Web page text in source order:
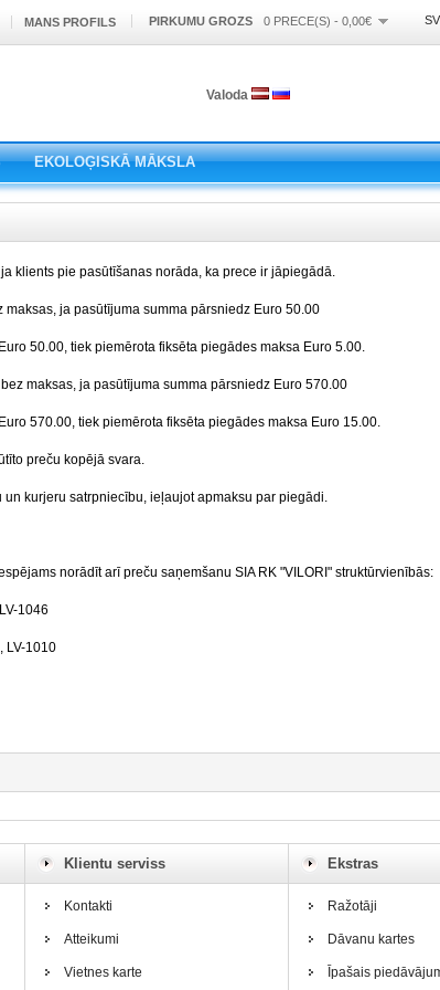
MANS PROFILS PIRKUMU GROZS 0 PRECE(S) - 0,00€
Valoda
EKOLOĢISKĀ MĀKSLA
klients pie pasūtīšanas norāda, ka prece ir jāpiegādā.
maksas, ja pasūtījuma summa pārsniedz Euro 50.00
50.00, tiek piemērota fiksēta piegādes maksa Euro 5.00.
maksas, ja pasūtījuma summa pārsniedz Euro 570.00
570.00, tiek piemērota fiksēta piegādes maksa Euro 15.00.
preču kopējā svara.
un kurjeru satrpniecību, ieļaujot apmaksu par piegādi.
norādīt arī preču saņemšanu SIA RK "VILORI" struktūrvienībās:
1046
LV-1010
Klientu serviss
Kontakti
Atteikumi
Vietnes karte
Ekstras
Ražotāji
Dāvanu kartes
Īpašais